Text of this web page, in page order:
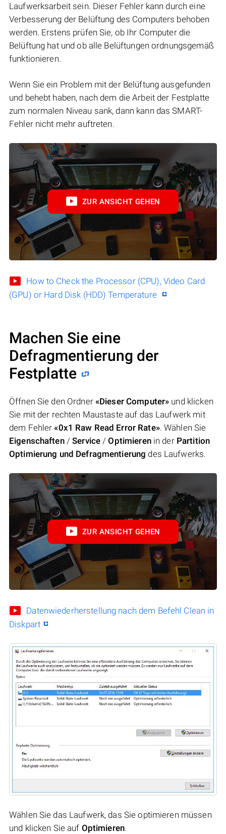
Laufwerksarbeit sein. Dieser Fehler kann durch eine
Verbesserung der Belüftung des Computers behoben
werden. Erstens prüfen Sie, ob Ihr Computer die
Belüftung hat und ob alle Belüftungen ordnungsgemäß
funktionieren.
Wenn Sie ein Problem mit der Belüftung ausgefunden
und behebt haben, nach dem die Arbeit der Festplatte
zum normalen Niveau sank, dann kann das SMART-
Fehler nicht mehr auftreten.
ZUR ANSICHT GEHEN
How to Check the Processor (CPU), Video Card
(GPU) or Hard Disk (HDD) Temperature
Machen Sie eine
Defragmentierung der
Festplatte
Öffnen Sie den Ordner «Dieser Computer» und klicken
Sie mit der rechten Maustaste auf das Laufwerk mit
dem Fehler«0x1 Raw Read Error Rate». Wählen Sie
Eigenschaften/Service /Optimierenin der Partition
Optimierung und Defragmentierung des Laufwerks.
ZUR ANSICHT GEHEN
Datenwiederherstellung nach dem Befehl Clean in
Diskpart
Wählen Sie das Laufwerk, das Sie optimieren müssen
und klicken Sie auf Optimieren.